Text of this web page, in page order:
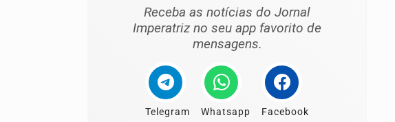
Receba as notícias do Jornal
Imperatriz no seu app favorito de
mensagens.
Telegram Whatsapp Facebook